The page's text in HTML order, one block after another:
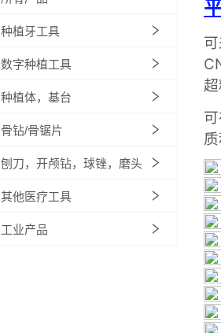
种植牙工具
数字种植工具
种植体，基台
骨钻/骨锯片
刨刀，开颅钻，球锉，磨头
其他医疗工具
工业产品